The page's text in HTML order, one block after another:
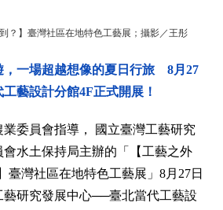
？】臺灣社區在地特色工藝展；攝影／王彤
，一場超越想像的夏日行旅 8月27
藝設計分館4F正式開展！
委員會指導， 國立臺灣工藝研究
水土保持局主辦的「【工藝之外
灣社區在地特色工藝展」8月27日
藝研究發展中心──臺北當代工藝設